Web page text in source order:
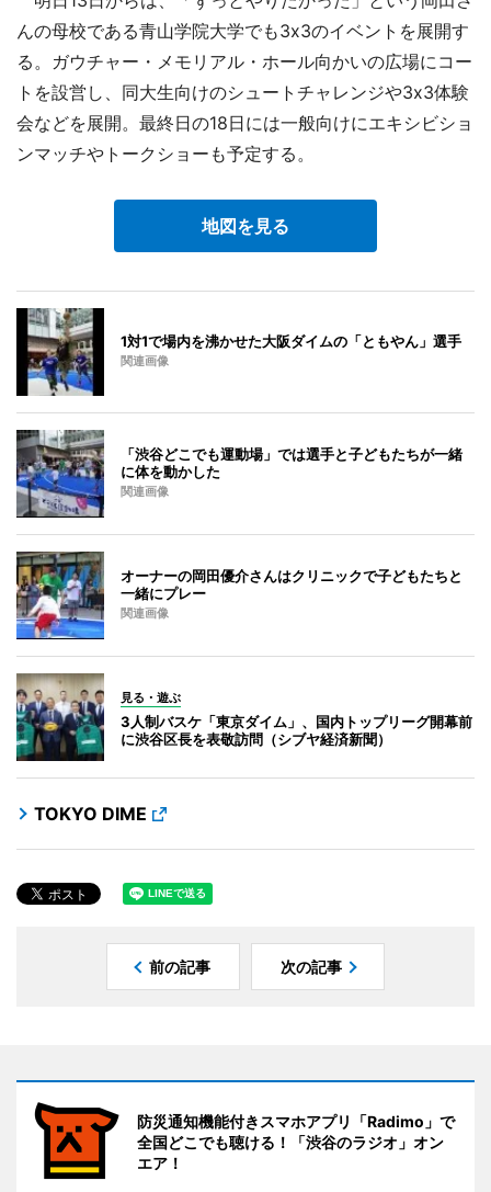
んの母校である青山学院大学でも3x3のイベントを展開す
る。ガウチャー・メモリアル・ホール向かいの広場にコー
トを設営し、同大生向けのシュートチャレンジや3x3体験
会などを展開。最終日の18日には一般向けにエキシビショ
ンマッチやトークショーも予定する。
地図を見る
1対1で場内を沸かせた大阪ダイムの「ともやん」選手
関連画像
「渋谷どこでも運動場」では選手と子どもたちが一緒
に体を動かした
関連画像
オーナーの岡田優介さんはクリニックで子どもたちと
一緒にプレー
関連画像
見る・遊ぶ
3人制バスケ「東京ダイム」、国内トップリーグ開幕前
に渋谷区長を表敬訪問（シブヤ経済新聞）
TOKYO DIME
前の記事 次の記事
防災通知機能付きスマホアプリ「Radimo」で
全国どこでも聴ける！「渋谷のラジオ」オン
エア！